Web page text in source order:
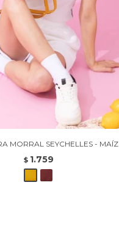
MORRAL SEYCHELLES - MAÍZ
$ 1.759